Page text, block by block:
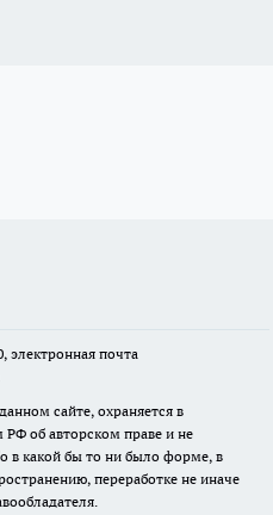
электронная почта
сайте, охраняется в
РФ об авторском праве и не
в какой бы то ни было форме, в
переработке не иначе